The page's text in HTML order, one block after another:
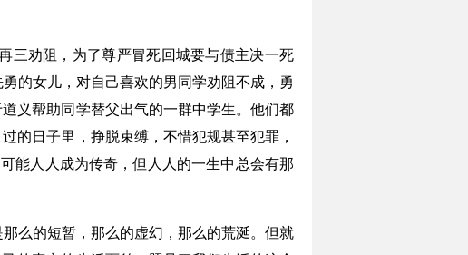
劝阻，为了尊严冒死回城要与债主决一死
的女儿，对自己喜欢的男同学劝阻不成，勇
义帮助同学替父出气的一群中学生。他们都
的日子里，挣脱束缚，不惜犯规甚至犯罪，
能人人成为传奇，但人人的一生中总会有那
么的短暂，那么的虚幻，那么的荒涎。但就